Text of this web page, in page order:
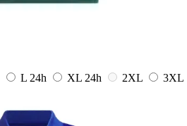
L 24h XL 24h 2XL
3XL